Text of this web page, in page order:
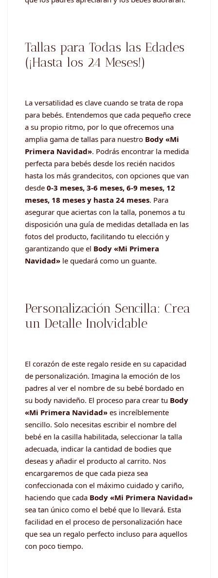
Tallas para Todas las Edades
(¡Hasta los 24 Meses!)
La versatilidad es clave cuando se trata de ropa
para bebés. Entendemos que cada pequeño crece
a su propio ritmo, por lo que ofrecemos una
amplia gama de tallas para nuestro Body «Mi
Primera Navidad». Podrás encontrar la medida
perfecta para bebés desde los recién nacidos
hasta los más grandecitos, con opciones que van
desde 0-3 meses, 3-6 meses, 6-9 meses, 12
meses, 18 meses y hasta 24 meses. Para
asegurar que aciertas con la talla, ponemos a tu
disposición una guía de medidas detallada en las
fotos del producto, facilitando tu elección y
garantizando que el Body «Mi Primera
Navidad» le quedará como un guante.
Personalización Sencilla: Crea
un Detalle Inolvidable
El corazón de este regalo reside en su capacidad
de personalización. Imagina la emoción de los
padres al ver el nombre de su bebé bordado en
su body navideño. El proceso para crear tu Body
«Mi Primera Navidad» es increíblemente
sencillo. Solo necesitas escribir el nombre del
bebé en la casilla habilitada, seleccionar la talla
adecuada, indicar la cantidad de bodies que
deseas y añadir el producto al carrito. Nos
encargaremos de que cada pieza sea
confeccionada con el máximo cuidado y cariño,
haciendo que cada Body «Mi Primera Navidad»
sea tan único como el bebé que lo llevará. Esta
facilidad en el proceso de personalización hace
que sea un regalo perfecto incluso para aquellos
con poco tiempo.